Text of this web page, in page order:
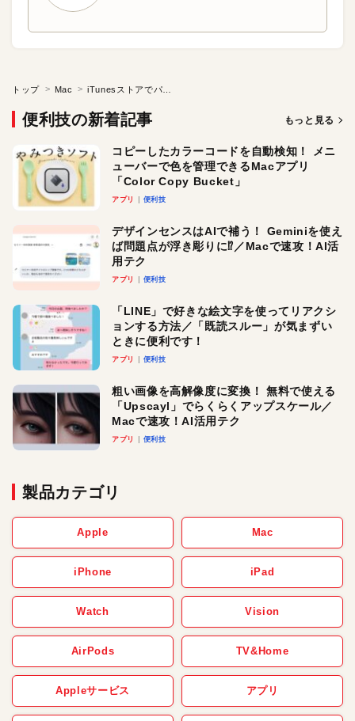
トップ Mac
便利技の新着記事 もっと見る
コピーしたカラーコードを自動検知！ メニ
ューバーで色を管理できるMacアプリ
「Color Copy Bucket」
アプリ 便利技
デザインセンスはAIで補う！ Geminiを使え
ば問題点が浮き彫りに⁉︎／Macで速攻！AI活
用テク
アプリ 便利技
「LINE」で好きな絵文字を使ってリアクシ
ョンする方法／「既読スルー」が気まずい
ときに便利です！
アプリ 便利技
粗い画像を高解像度に変換！ 無料で使える
「Upscayl」でらくらくアップスケール／
Macで速攻！AI活用テク
アプリ 便利技
製品カテゴリ
Apple Mac
iPhone iPad
Watch Vision
AirPods TV&Home
Appleサービス アプリ